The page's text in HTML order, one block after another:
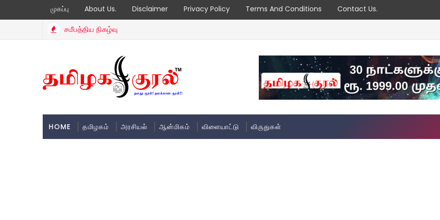
முகப்பு About Us. Disclaimer Privacy Policy Terms And Conditions Contact Us.
சமீபத்திய நிகழ்வு
HOME தமிழகம் அரசியல் ஆன்மிகம் விளையாட்டு விருதுகள்